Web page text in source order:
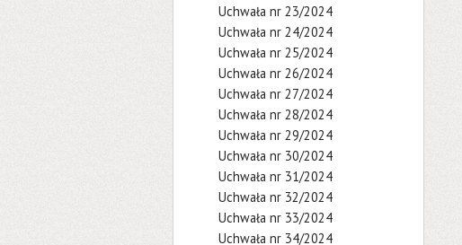
Uchwała nr 23/2024
Uchwała nr 24/2024
Uchwała nr 25/2024
Uchwała nr 26/2024
Uchwała nr 27/2024
Uchwała nr 28/2024
Uchwała nr 29/2024
Uchwała nr 30/2024
Uchwała nr 31/2024
Uchwała nr 32/2024
Uchwała nr 33/2024
Uchwała nr 34/2024